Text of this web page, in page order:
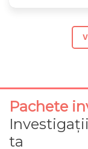
Pachete
ta